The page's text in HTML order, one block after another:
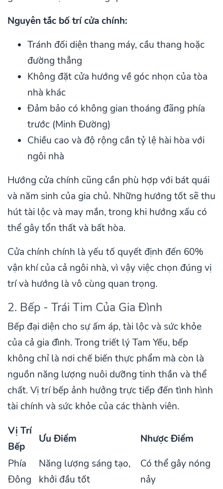
Nguyên tắc bố trí cửa chính:
Tránh đối diện thang máy, cầu thang hoặc
đường thẳng
Không đặt cửa hướng về góc nhọn của tòa
nhà khác
Đảm bảo có không gian thoáng đãng phía
trước (Minh Đường)
Chiều cao và độ rộng cần tỷ lệ hài hòa với
ngôi nhà
Hướng cửa chính cũng cần phù hợp với bát quái
và năm sinh của gia chủ. Những hướng tốt sẽ thu
hút tài lộc và may mắn, trong khi hướng xấu có
thể gây tổn thất và bất hòa.
Cửa chính chính là yếu tố quyết định đến 60%
vận khí của cả ngôi nhà, vì vậy việc chọn đúng vị
trí và hướng là vô cùng quan trọng.
2. Bếp - Trái Tim Của Gia Đình
Bếp đại diện cho sự ấm áp, tài lộc và sức khỏe
của cả gia đình. Trong triết lý Tam Yếu, bếp
không chỉ là nơi chế biến thực phẩm mà còn là
nguồn năng lượng nuôi dưỡng tinh thần và thể
chất. Vị trí bếp ảnh hưởng trực tiếp đến tình hình
tài chính và sức khỏe của các thành viên.
Vị Trí
Bếp
Ưu Điểm
Nhược Điểm
Phía
Đông
Năng lượng sáng tạo,
khởi đầu tốt
Có thể gây nóng
nảy